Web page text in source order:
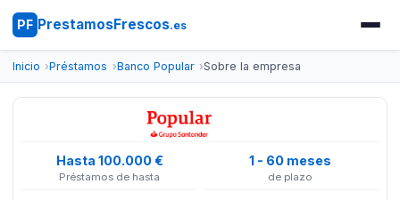
PF PrestamosFrescos.es
Inicio Préstamos Banco Popular Sobre la empresa
Hasta 100.000 €
Préstamos de hasta
1 - 60 meses
de plazo